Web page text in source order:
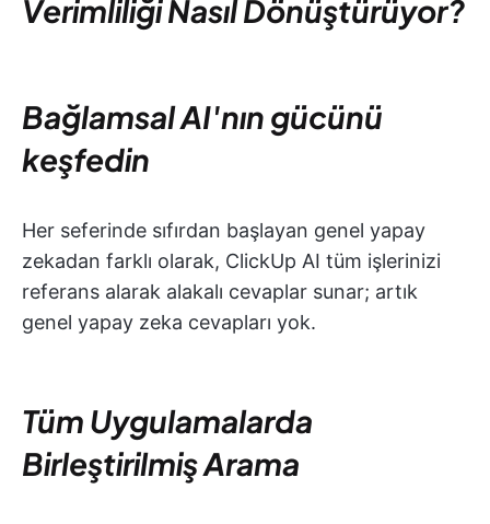
Verimliliği Nasıl Dönüştürüyor?
Bağlamsal AI'nın gücünü
keşfedin
Her seferinde sıfırdan başlayan genel yapay
zekadan farklı olarak, ClickUp AI tüm işlerinizi
referans alarak alakalı cevaplar sunar; artık
genel yapay zeka cevapları yok.
Tüm Uygulamalarda
Birleştirilmiş Arama